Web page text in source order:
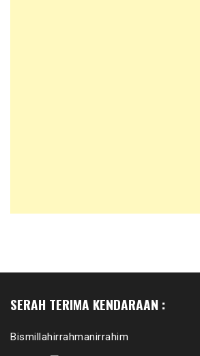
SERAH TERIMA KENDARAAN :
Bismillahirrahmanirrahim